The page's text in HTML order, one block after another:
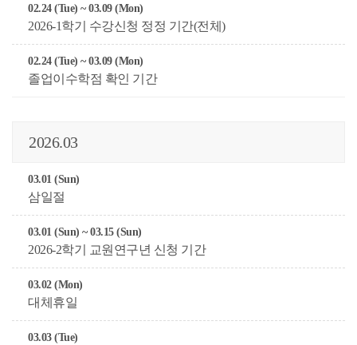
02.24 (Tue) ~ 03.09 (Mon)
2026-1학기 수강신청 정정 기간(전체)
02.24 (Tue) ~ 03.09 (Mon)
졸업이수학점 확인 기간
2026.03
03.01 (Sun)
삼일절
03.01 (Sun) ~ 03.15 (Sun)
2026-2학기 교원연구년 신청 기간
03.02 (Mon)
대체휴일
03.03 (Tue)